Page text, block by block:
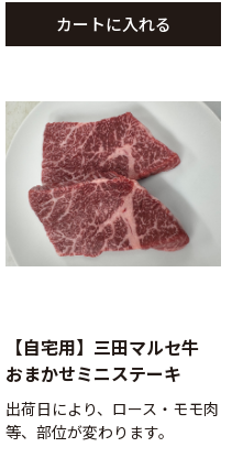
カートに入れる
【自宅用】三田マルセ牛
おまかせミニステーキ
出荷日により、ロース・モモ肉
等、部位が変わります。